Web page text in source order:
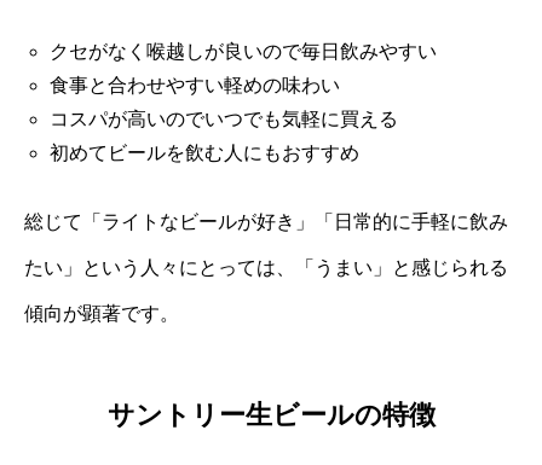
クセがなく喉越しが良いので毎日飲みやすい
食事と合わせやすい軽めの味わい
コスパが高いのでいつでも気軽に買える
初めてビールを飲む人にもおすすめ
総じて「ライトなビールが好き」「日常的に手軽に飲み
たい」という人々にとっては、「うまい」と感じられる
傾向が顕著です。
サントリー生ビールの特徴